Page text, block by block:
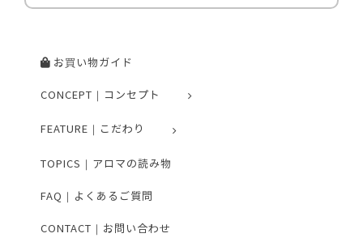
お買い物ガイド
CONCEPT｜コンセプト
FEATURE｜こだわり
TOPICS｜アロマの読み物
FAQ｜よくあるご質問
CONTACT｜お問い合わせ